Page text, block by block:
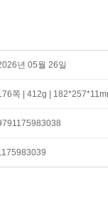
년 05월 26일
쪽 | 412g |